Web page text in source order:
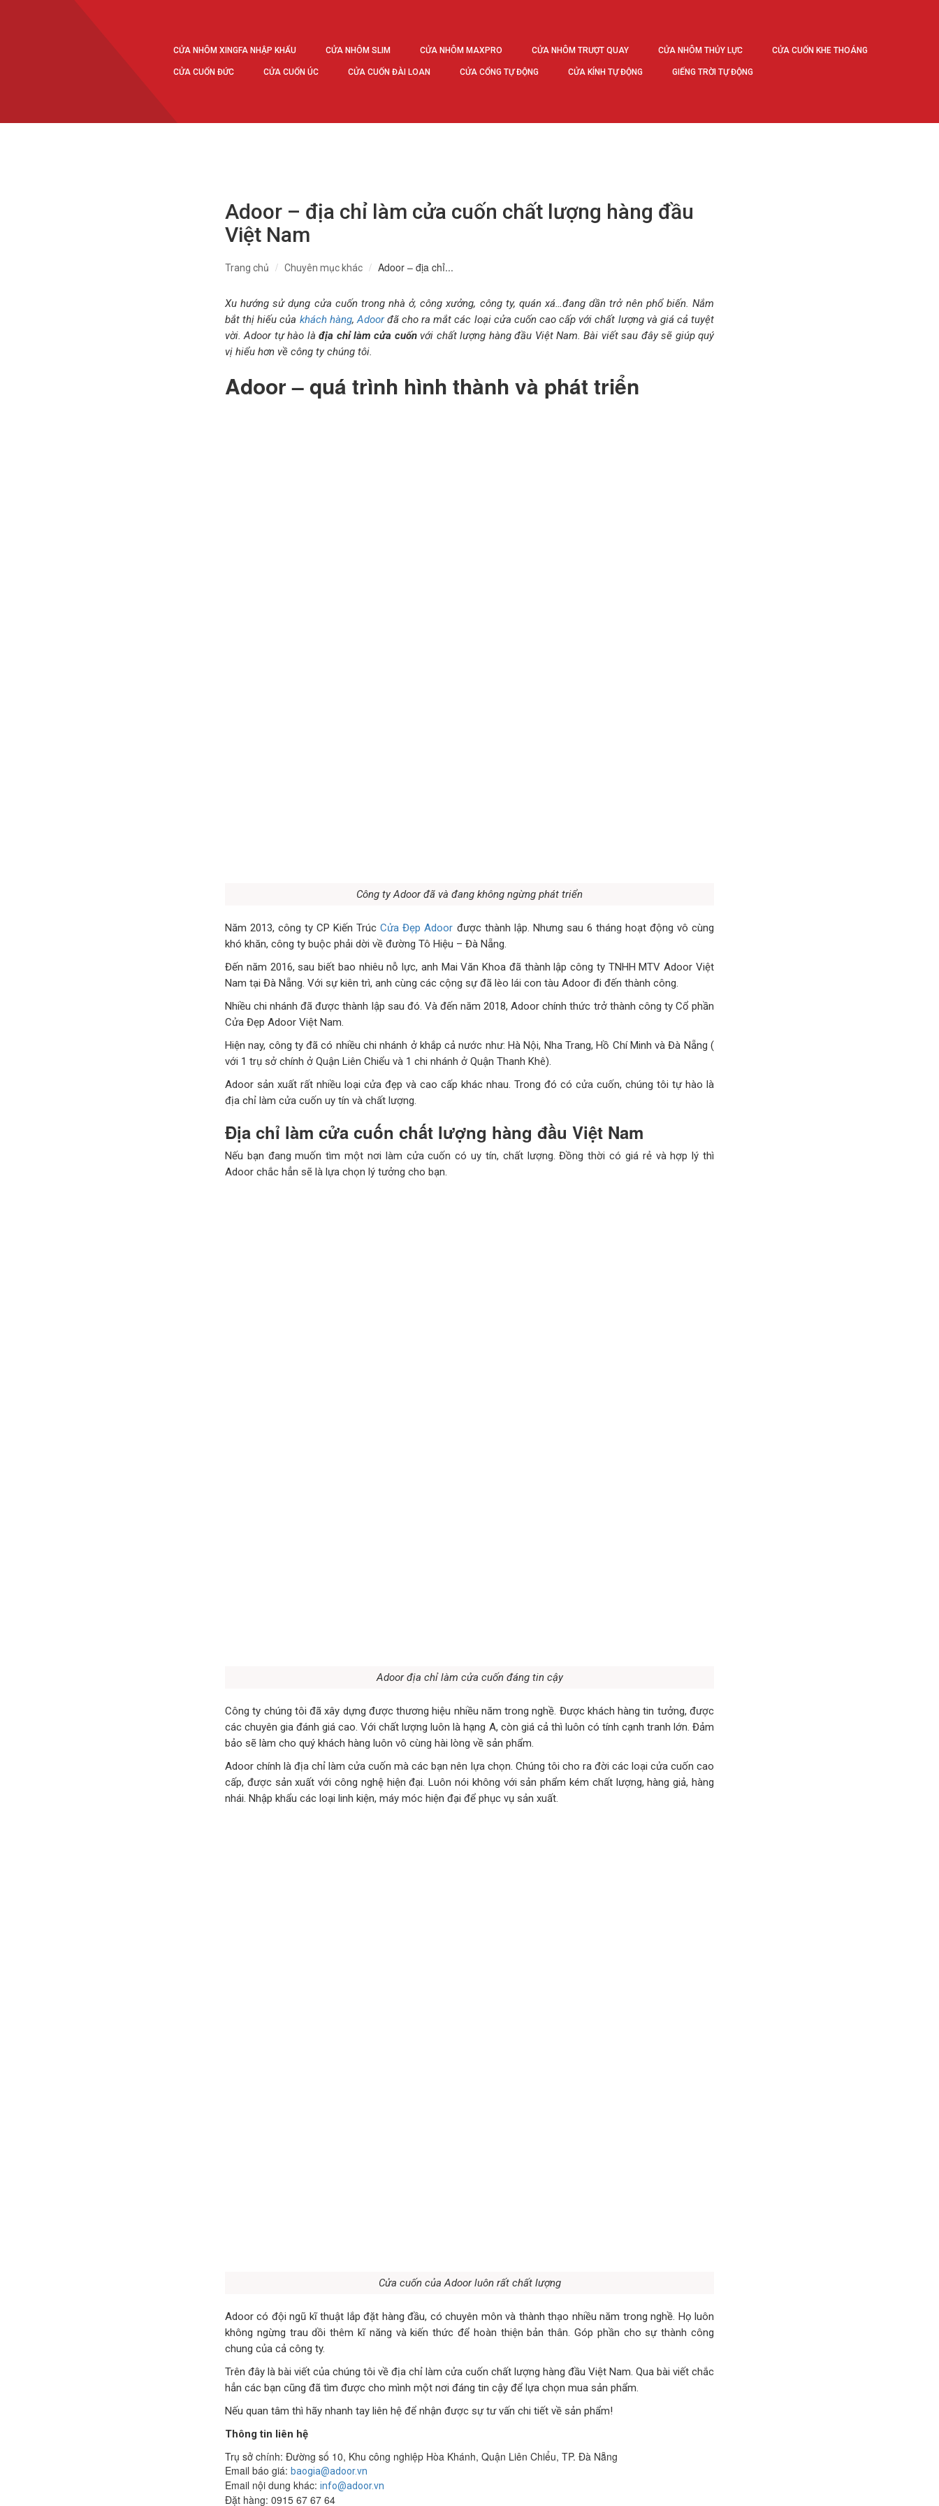
CỬA NHÔM XINGFA NHẬP KHẨU CỬA NHÔM SLIM CỬA NHÔM MAXPRO CỬA NHÔM TRƯỢT QUAY CỬA NHÔM THỦY LỰC CỬA CUỐN KHE THOÁNG
CỬA CUỐN ĐỨC CỬA CUỐN ÚC CỬA CUỐN ĐÀI LOAN CỬA CỔNG TỰ ĐỘNG CỬA KÍNH TỰ ĐỘNG GIẾNG TRỜI TỰ ĐỘNG
Adoor – địa chỉ làm cửa cuốn chất lượng hàng đầu
Việt Nam
Trang chủ Chuyên mục khác Adoor – địa chỉ...
Xu hướng sử dụng cửa cuốn trong nhà ở, công xưởng, công ty, quán xá…đang dần trở nên phổ biến. Nắm
bắt thị hiếu của khách hàng,Adoorđã cho ra mắt các loại cửa cuốn cao cấp với chất lượng và giá cả tuyệt
vời. Adoor tự hào là địa chỉ làm cửa cuốnvới chất lượng hàng đầu Việt Nam. Bài viết sau đây sẽ giúp quý
vị hiểu hơn về công ty chúng tôi.
Adoor – quá trình hình thành và phát triển
Công ty Adoor đã và đang không ngừng phát triển
Năm 2013, công ty CP Kiến TrúcCửa Đẹp Adoor được thành lập. Nhưng sau 6 tháng hoạt động vô cùng
khó khăn, công ty buộc phải dời về đường Tô Hiệu – Đà Nẵng.
Đến năm 2016, sau biết bao nhiêu nỗ lực, anh Mai Văn Khoa đã thành lập công ty TNHH MTV Adoor Việt
Nam tại Đà Nẵng. Với sự kiên trì, anh cùng các cộng sự đã lèo lái con tàu Adoor đi đến thành công.
Nhiều chi nhánh đã được thành lập sau đó. Và đến năm 2018, Adoor chính thức trở thành công ty Cổ phần
Cửa Đẹp Adoor Việt Nam.
Hiện nay, công ty đã có nhiều chi nhánh ở khắp cả nước như: Hà Nội, Nha Trang, Hồ Chí Minh và Đà Nẵng (
với 1 trụ sở chính ở Quận Liên Chiểu và 1 chi nhánh ở Quận Thanh Khê).
Adoor sản xuất rất nhiều loại cửa đẹp và cao cấp khác nhau. Trong đó có cửa cuốn, chúng tôi tự hào là
địa chỉ làm cửa cuốn uy tín và chất lượng.
Địa chỉ làm cửa cuốn chất lượng hàng đầu Việt Nam
Nếu bạn đang muốn tìm một nơi làm cửa cuốn có uy tín, chất lượng. Đồng thời có giá rẻ và hợp lý thì
Adoor chắc hẳn sẽ là lựa chọn lý tưởng cho bạn.
Adoor địa chỉ làm cửa cuốn đáng tin cậy
Công ty chúng tôi đã xây dựng được thương hiệu nhiều năm trong nghề. Được khách hàng tin tưởng, được
các chuyên gia đánh giá cao. Với chất lượng luôn là hạng A, còn giá cả thì luôn có tính cạnh tranh lớn. Đảm
bảo sẽ làm cho quý khách hàng luôn vô cùng hài lòng về sản phẩm.
Adoor chính là địa chỉ làm cửa cuốn mà các bạn nên lựa chọn. Chúng tôi cho ra đời các loại cửa cuốn cao
cấp, được sản xuất với công nghệ hiện đại. Luôn nói không với sản phẩm kém chất lượng, hàng giả, hàng
nhái. Nhập khẩu các loại linh kiện, máy móc hiện đại để phục vụ sản xuất.
Cửa cuốn của Adoor luôn rất chất lượng
Adoor có đội ngũ kĩ thuật lắp đặt hàng đầu, có chuyên môn và thành thạo nhiều năm trong nghề. Họ luôn
không ngừng trau dồi thêm kĩ năng và kiến thức để hoàn thiện bản thân. Góp phần cho sự thành công
chung của cả công ty.
Trên đây là bài viết của chúng tôi về địa chỉ làm cửa cuốn chất lượng hàng đầu Việt Nam. Qua bài viết chắc
hẳn các bạn cũng đã tìm được cho mình một nơi đáng tin cậy để lựa chọn mua sản phẩm.
Nếu quan tâm thì hãy nhanh tay liên hệ để nhận được sự tư vấn chi tiết về sản phẩm!
Thông tin liên hệ
Trụ sở chính: Đường số 10, Khu công nghiệp Hòa Khánh, Quận Liên Chiểu, TP. Đà Nẵng
Email báo giá: baogia@adoor.vn
Email nội dung khác: info@adoor.vn
Đặt hàng: 0915 67 67 64